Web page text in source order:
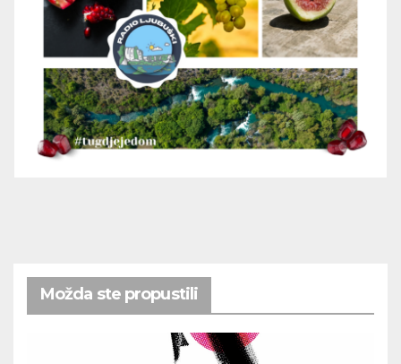
Možda ste propustili